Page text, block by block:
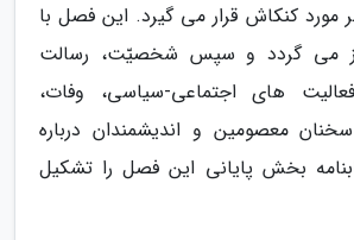
مورد کنکاش قرار می گیرد. این فصل با
می گردد و سپس شخصیّت، رسالت
های اجتماعی-سیاسی، وفات،
سخنان معصومین و اندیشمندان درباره
بخش پایانی این فصل را تشکیل